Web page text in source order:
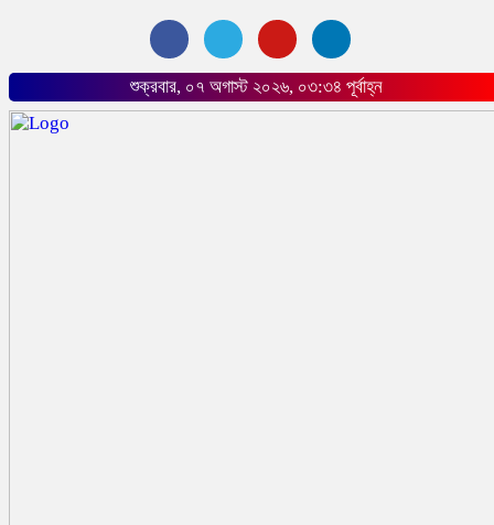
শুক্রবার, ০৭ অগাস্ট ২০২৬, ০৩:৩৪ পূর্বাহ্ন